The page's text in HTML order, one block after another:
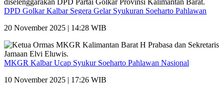
DPD Golkar Kalbar Segera Gelar Syukuran Soeharto Pahlawan
20 November 2025 | 14:28 WIB
MKGR Kalbar Ucap Syukur Soeharto Pahlawan Nasional
10 November 2025 | 17:26 WIB